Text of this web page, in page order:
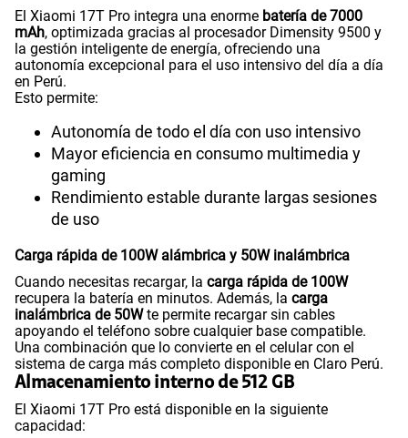
El Xiaomi 17T Pro integra una enorme batería de 7000
mAh, optimizada gracias al procesador Dimensity 9500 y
la gestión inteligente de energía, ofreciendo una
autonomía excepcional para el uso intensivo del día a día
en Perú.
Esto permite:
Autonomía de todo el día con uso intensivo
Mayor eficiencia en consumo multimedia y
gaming
Rendimiento estable durante largas sesiones
de uso
Carga rápida de 100W alámbrica y 50W inalámbrica
Cuando necesitas recargar, la carga rápida de 100W
recupera la batería en minutos. Además, la carga
inalámbrica de 50Wte permite recargar sin cables
apoyando el teléfono sobre cualquier base compatible.
Una combinación que lo convierte en el celular con el
sistema de carga más completo disponible en Claro Perú.
Almacenamiento interno de 512 GB
El Xiaomi 17T Pro está disponible en la siguiente
capacidad: